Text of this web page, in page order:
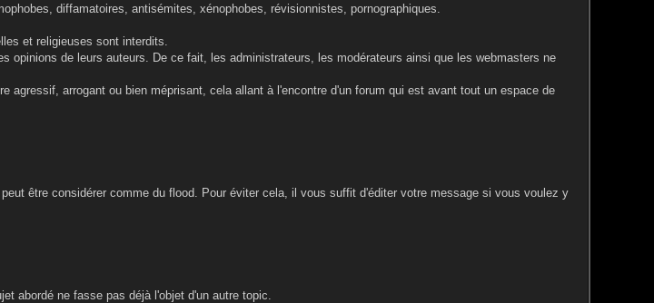
diffamatoires, antisémites, xénophobes, révisionnistes, pornographiques.
et religieuses sont interdits.
opinions de leurs auteurs. De ce fait, les administrateurs, les modérateurs ainsi que les webmasters ne
agressif, arrogant ou bien méprisant, cela allant à l'encontre d'un forum qui est avant tout un espace de
être considérer comme du flood. Pour éviter cela, il vous suffit d'éditer votre message si vous voulez y
abordé ne fasse pas déjà l'objet d'un autre topic.